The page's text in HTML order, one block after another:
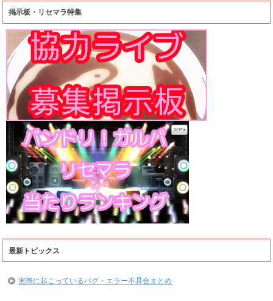
掲示板・リセマラ特集
最新トピックス
実際に起こっているバグ・エラー不具合まとめ